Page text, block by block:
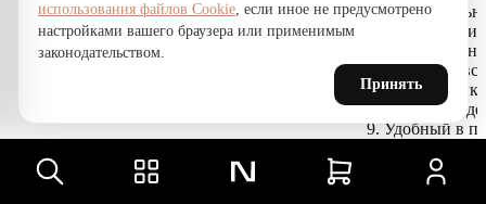
6.
7. Нет
протяжении
8. Волосы
объем, долго
9. Удобный в
10.
создателя
использования файлов Cookie, если иное не предусмотрено
настройками вашего браузера или применимым
законодательством.
Принять